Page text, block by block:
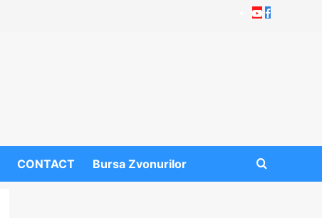
Youtube
Facebook
CONTACT Bursa Zvonurilor